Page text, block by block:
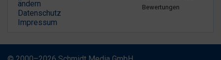
ändern
Datenschutz
Impressum
Bewertungen